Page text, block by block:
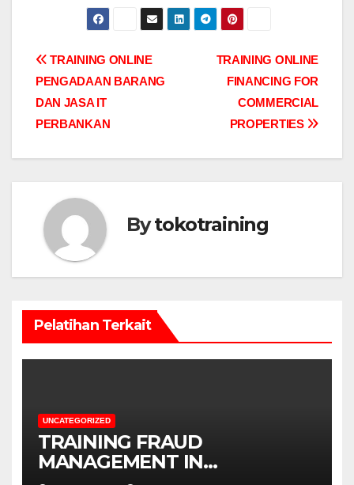
Post
navigation
TRAINING ONLINE
FINANCING FOR
COMMERCIAL
PROPERTIES
TRAINING ONLINE
PENGADAAN BARANG
DAN JASA IT
PERBANKAN
Bytokotraining
Pelatihan Terkait
UNCATEGORIZED
TRAINING FRAUD
MANAGEMENT IN